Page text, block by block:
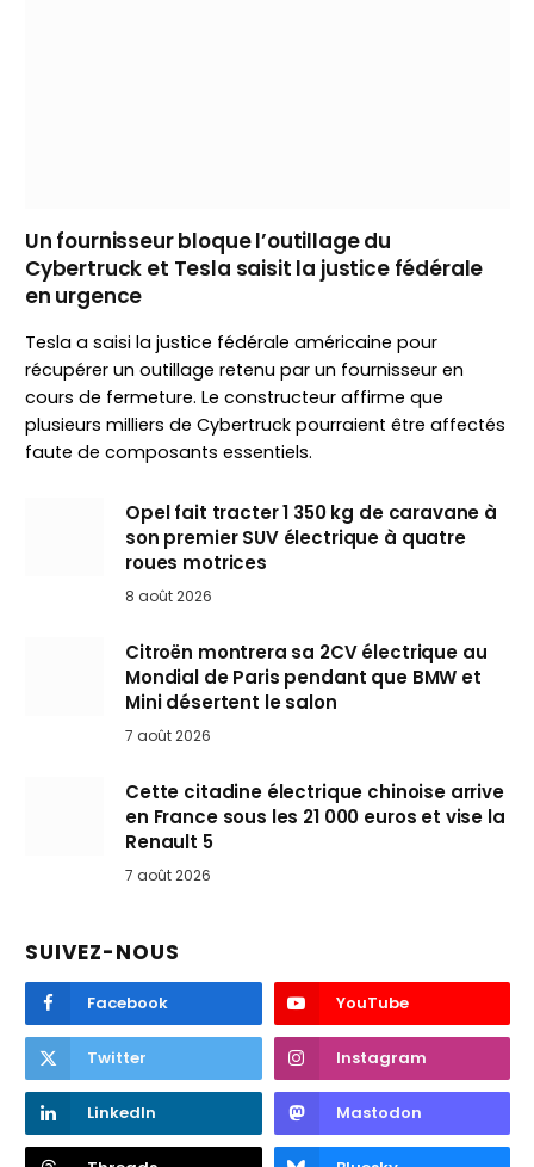
Un fournisseur bloque l’outillage du
Cybertruck et Tesla saisit la justice fédérale
en urgence
Tesla a saisi la justice fédérale américaine pour
récupérer un outillage retenu par un fournisseur en
cours de fermeture. Le constructeur affirme que
plusieurs milliers de Cybertruck pourraient être affectés
faute de composants essentiels.
Opel fait tracter 1 350 kg de caravane à
son premier SUV électrique à quatre
roues motrices
8 août 2026
Citroën montrera sa 2CV électrique au
Mondial de Paris pendant que BMW et
Mini désertent le salon
7 août 2026
Cette citadine électrique chinoise arrive
en France sous les 21 000 euros et vise la
Renault 5
7 août 2026
SUIVEZ-NOUS
Facebook YouTube
Twitter Instagram
LinkedIn Mastodon